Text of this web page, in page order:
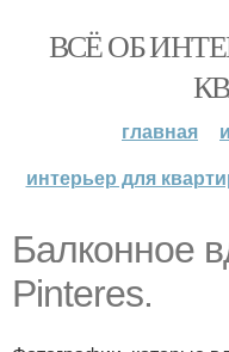
ВСЁ ОБ
главная
интерьер для
Балконное
Pinteres.